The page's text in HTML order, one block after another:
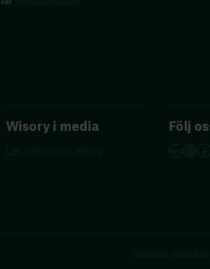
Wisory i media Följ